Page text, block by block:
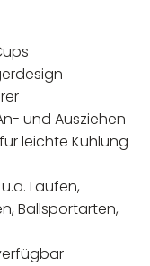
und Ausziehen
leichte Kühlung
Laufen,
Ballsportarten,